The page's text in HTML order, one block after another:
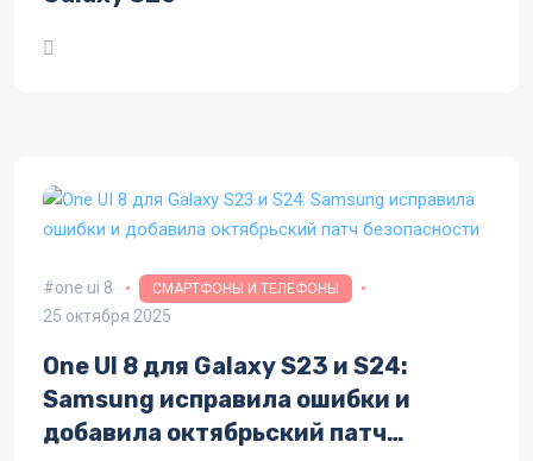
one ui 8 СМАРТФОНЫ И ТЕЛЕФОНЫ
25 октября 2025
One UI 8 для Galaxy S23 и S24:
Samsung исправила ошибки и
добавила октябрьский патч